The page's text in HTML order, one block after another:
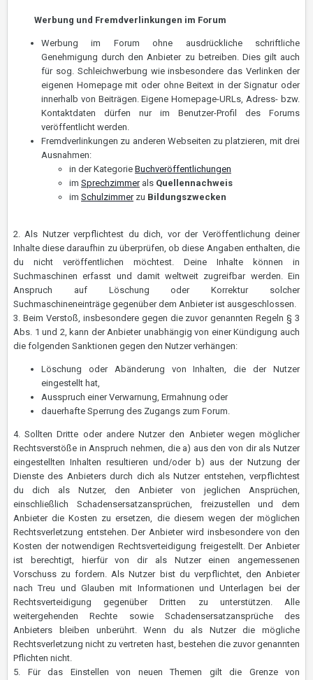
Werbung und Fremdverlinkungen im Forum
Werbung im Forum ohne ausdrückliche schriftliche
Genehmigung durch den Anbieter zu betreiben. Dies gilt auch
für sog. Schleichwerbung wie insbesondere das Verlinken der
eigenen Homepage mit oder ohne Beitext in der Signatur oder
innerhalb von Beiträgen. Eigene Homepage-URLs, Adress- bzw.
Kontaktdaten dürfen nur im Benutzer-Profil des Forums
veröffentlicht werden.
Fremdverlinkungen zu anderen Webseiten zu platzieren, mit drei
Ausnahmen:
in der Kategorie Buchveröffentlichungen
im Sprechzimmerals Quellennachweis
im Schulzimmerzu Bildungszwecken
2. Als Nutzer verpflichtest du dich, vor der Veröffentlichung deiner
Inhalte diese daraufhin zu überprüfen, ob diese Angaben enthalten, die
du nicht veröffentlichen möchtest. Deine Inhalte können in
Suchmaschinen erfasst und damit weltweit zugreifbar werden. Ein
Anspruch auf Löschung oder Korrektur solcher
Suchmaschineneinträge gegenüber dem Anbieter ist ausgeschlossen.
3. Beim Verstoß, insbesondere gegen die zuvor genannten Regeln § 3
Abs. 1 und 2, kann der Anbieter unabhängig von einer Kündigung auch
die folgenden Sanktionen gegen den Nutzer verhängen:
Löschung oder Abänderung von Inhalten, die der Nutzer
eingestellt hat,
Ausspruch einer Verwarnung, Ermahnung oder
dauerhafte Sperrung des Zugangs zum Forum.
4. Sollten Dritte oder andere Nutzer den Anbieter wegen möglicher
Rechtsverstöße in Anspruch nehmen, die a) aus den von dir als Nutzer
eingestellten Inhalten resultieren und/oder b) aus der Nutzung der
Dienste des Anbieters durch dich als Nutzer entstehen, verpflichtest
du dich als Nutzer, den Anbieter von jeglichen Ansprüchen,
einschließlich Schadensersatzansprüchen, freizustellen und dem
Anbieter die Kosten zu ersetzen, die diesem wegen der möglichen
Rechtsverletzung entstehen. Der Anbieter wird insbesondere von den
Kosten der notwendigen Rechtsverteidigung freigestellt. Der Anbieter
ist berechtigt, hierfür von dir als Nutzer einen angemessenen
Vorschuss zu fordern. Als Nutzer bist du verpflichtet, den Anbieter
nach Treu und Glauben mit Informationen und Unterlagen bei der
Rechtsverteidigung gegenüber Dritten zu unterstützen. Alle
weitergehenden Rechte sowie Schadensersatzansprüche des
Anbieters bleiben unberührt. Wenn du als Nutzer die mögliche
Rechtsverletzung nicht zu vertreten hast, bestehen die zuvor genannten
Pflichten nicht.
5. Für das Einstellen von neuen Themen gilt die Grenze von